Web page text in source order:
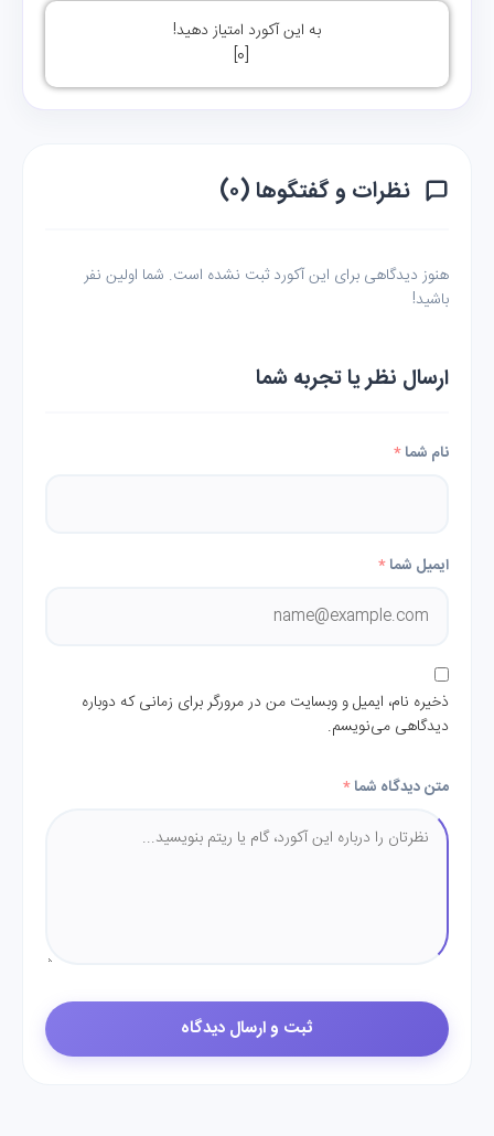
به این آکورد امتیاز دهید!
[
0
]
نظرات و گفتگوها (۰)
هنوز دیدگاهی برای این آکورد ثبت نشده است. شما اولین نفر
باشید!
ارسال نظر یا تجربه شما
نام شما*
ایمیل شما*
ذخیره نام، ایمیل و وبسایت من در مرورگر برای زمانی که دوباره
دیدگاهی می‌نویسم.
متن دیدگاه شما*